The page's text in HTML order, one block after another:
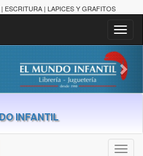
ESCRITURA | LAPICES Y GRAFITOS
INFANTIL